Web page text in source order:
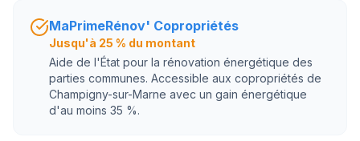
MaPrimeRénov' Copropriétés
Jusqu'à 25 % du montant
Aide de l'État pour la rénovation énergétique des
parties communes. Accessible aux copropriétés de
Champigny-sur-Marne avec un gain énergétique
d'au moins 35 %.